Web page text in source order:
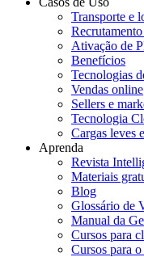
Transporte e
Ativação de
Benefícios
Tecnologias
Vendas online
Sellers e
Tecnologia
Cargas leves
Aprenda
Revista
Materiais
Blog
Glossário de
Manual da
Cursos para
Cursos para